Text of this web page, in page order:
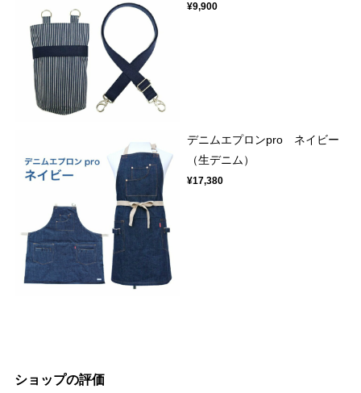
¥9,900
デニムエプロンpro ネイビー
（生デニム）
¥17,380
ショップの評価